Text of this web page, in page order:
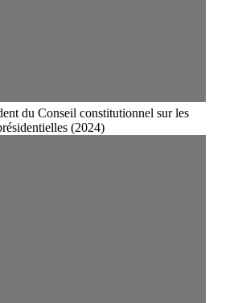
du Conseil constitutionnel sur les
(2024)